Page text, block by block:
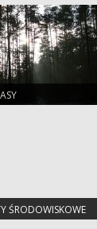
ŚRODOWISKOWE